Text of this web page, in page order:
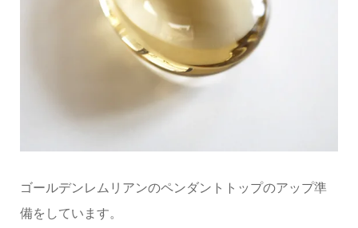
ゴールデンレムリアンのペンダントトップのアップ準
備をしています。